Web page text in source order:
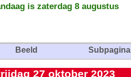
is zaterdag 8 augustus
Beeld Subpagina
27 oktober 2023